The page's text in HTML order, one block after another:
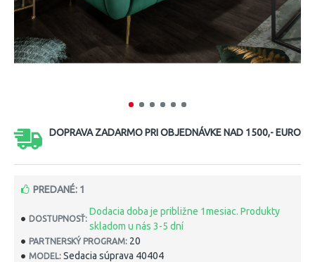
DOPRAVA ZADARMO PRI OBJEDNÁVKE NAD 1500,- EURO
DOSTUPNOSŤ:
Dodacia doba je približne 1mesiac. Produkty
skladom u nás 3-5 dní
PARTNERSKÝ PROGRAM: 20
MODEL: Sedacia súprava 40404
PREDANÉ: 1